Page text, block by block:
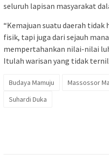
seluruh lapisan masyarakat
“Kemajuan suatu daerah tidak
fisik, tapi juga dari sejauh
mempertahankan nilai-nilai
Itulah warisan yang tidak
Budaya Mamuju Massossor
Suhardi Duka